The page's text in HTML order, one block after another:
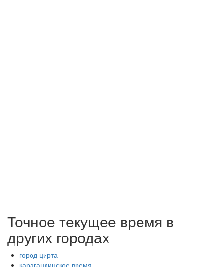
Точное текущее время в
других городах
город цирта
карагандинское время